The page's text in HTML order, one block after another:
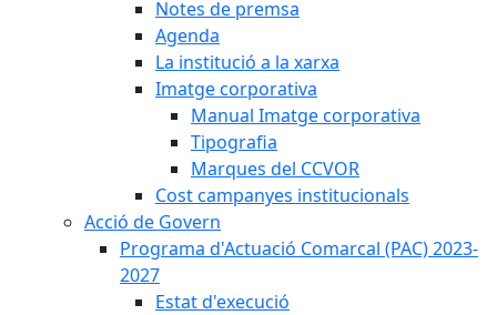
Notes de premsa
Agenda
La institució a la xarxa
Imatge corporativa
Manual Imatge corporativa
Tipografia
Marques del CCVOR
Cost campanyes institucionals
Acció de Govern
Programa d'Actuació Comarcal (PAC) 2023-
2027
Estat d'execució